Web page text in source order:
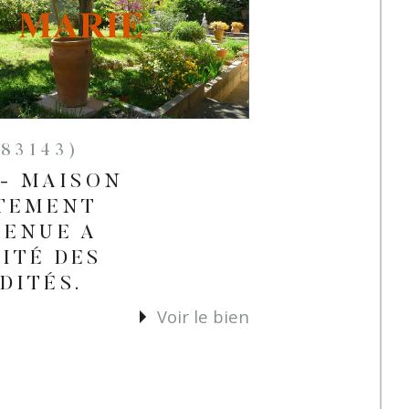
MAISON
A
DES
Voir le bien